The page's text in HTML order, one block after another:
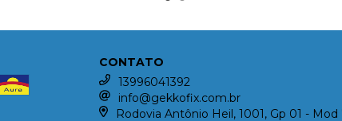
CONTATO
13996041392
info@gekkofix.com.br
Rodovia Antônio Heil, 1001, Gp 01 - Mod